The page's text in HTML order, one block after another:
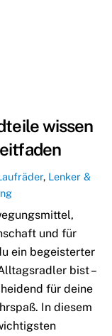
wissen
, Lenker &
und für
ein begeisterter
bist –
für deine
In diesem